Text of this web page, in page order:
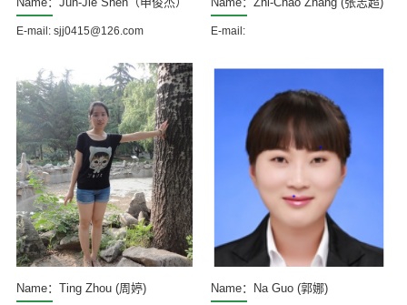
E-mail: sjj0415@126.com E-mail:
Name：Ting Zhou (周婷) Name：Na Guo (郭娜)